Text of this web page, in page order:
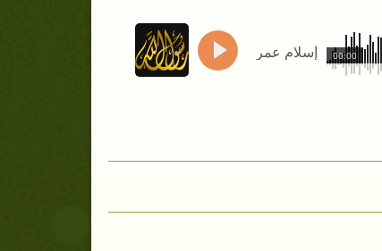
إسلام عمر 00:00